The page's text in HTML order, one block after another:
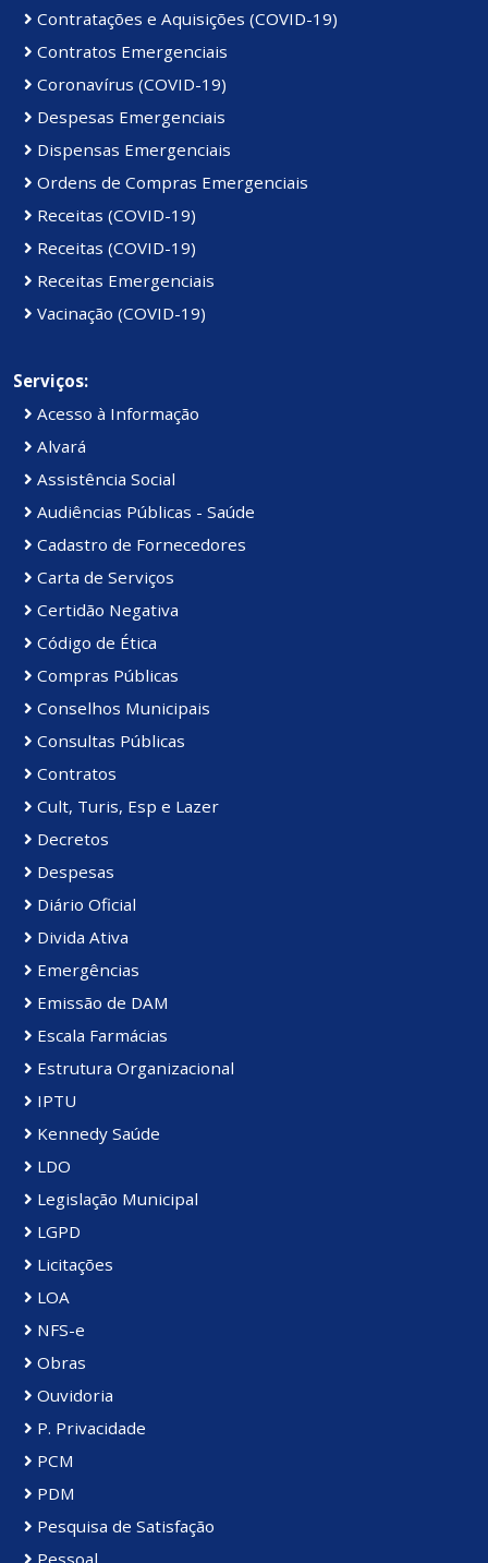
Contratações e Aquisições (COVID-19)
Contratos Emergenciais
Coronavírus (COVID-19)
Despesas Emergenciais
Dispensas Emergenciais
Ordens de Compras Emergenciais
Receitas (COVID-19)
Receitas (COVID-19)
Receitas Emergenciais
Vacinação (COVID-19)
Serviços:
Acesso à Informação
Alvará
Assistência Social
Audiências Públicas - Saúde
Cadastro de Fornecedores
Carta de Serviços
Certidão Negativa
Código de Ética
Compras Públicas
Conselhos Municipais
Consultas Públicas
Contratos
Cult, Turis, Esp e Lazer
Decretos
Despesas
Diário Oficial
Divida Ativa
Emergências
Emissão de DAM
Escala Farmácias
Estrutura Organizacional
IPTU
Kennedy Saúde
LDO
Legislação Municipal
LGPD
Licitações
LOA
NFS-e
Obras
Ouvidoria
P. Privacidade
PCM
PDM
Pesquisa de Satisfação
Pessoal